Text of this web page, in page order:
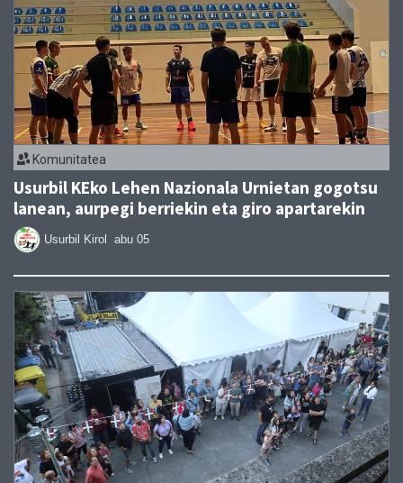
Komunitatea
Usurbil KEko Lehen Nazionala Urnietan gogotsu
lanean, aurpegi berriekin eta giro apartarekin
Usurbil Kirol abu 05